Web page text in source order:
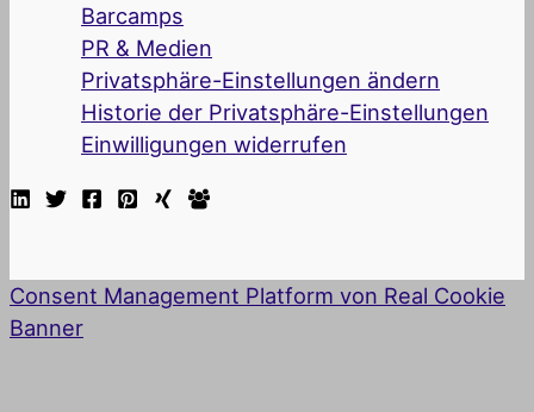
Barcamps
PR & Medien
Privatsphäre-Einstellungen ändern
Historie der Privatsphäre-Einstellungen
Einwilligungen widerrufen
Consent Management Platform von Real Cookie
Banner